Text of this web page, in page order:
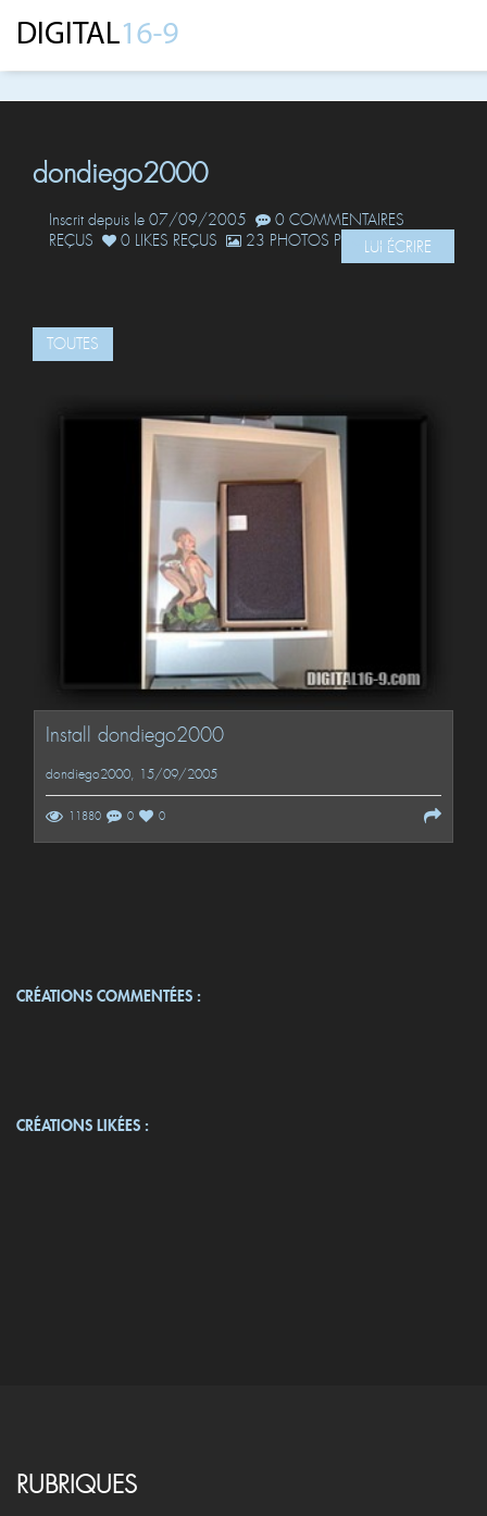
dondiego2000
Inscrit depuis le 07/09/2005
0 COMMENTAIRES
REÇUS
0 LIKES REÇUS 23 PHOTOS POSTÉESLUI ÉCRIRE
TOUTES
Install dondiego2000
dondiego2000, 15/09/2005
11880 0 0
CRÉATIONS COMMENTÉES :
CRÉATIONS LIKÉES :
RUBRIQUES